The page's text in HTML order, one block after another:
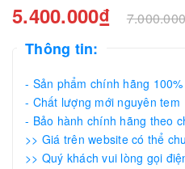
5.400.000₫
Thông tin:
- Sản phẩm chính hãng 100%
- Chất lượng mới nguyên tem
- Bảo hành chính hãng theo
>> Giá trên website có thể
>> Quý khách vui lòng gọi